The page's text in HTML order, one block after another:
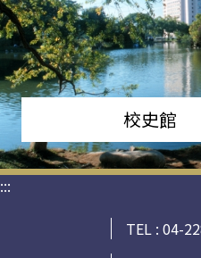
校史館
:::
TEL : 04-